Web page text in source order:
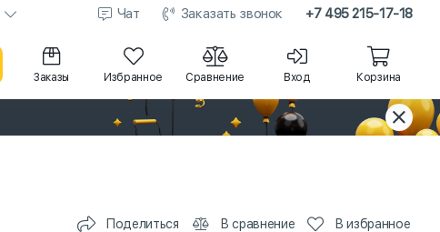
Чат Заказать звонок +7 495 215-17-18
Заказы Избранное Сравнение Вход Корзина
Поделиться В сравнение В избранное